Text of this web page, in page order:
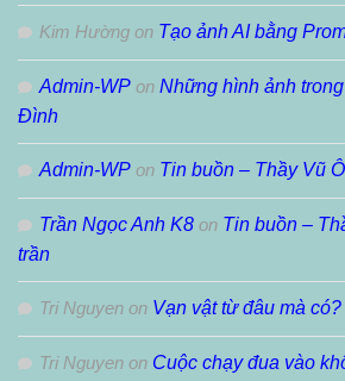
Kim Hường on Tạo ảnh AI bằng
Admin-WP on Những hình ảnh
Đình
Admin-WP on Tin buồn – Thầy Vũ
Trần Ngọc Anh K8 on Tin buồn –
trần
Tri Nguyen on Vạn vật từ đâu mà có?
Tri Nguyen on Cuộc chạy đua vào